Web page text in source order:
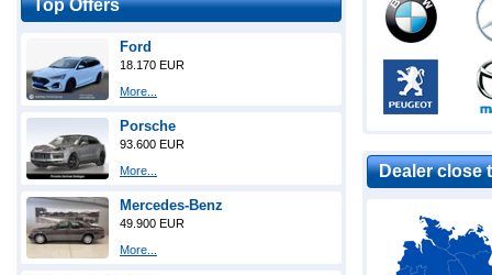
Top Offers
Ford
18.170 EUR
More...
Porsche
93.600 EUR
More...
Mercedes-Benz
49.900 EUR
More...
Dealer close